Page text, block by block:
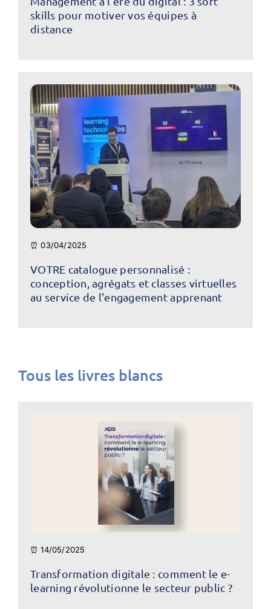
skills pour motiver vos équipes à
distance
⏰ 03/04/2025
VOTRE catalogue personnalisé :
conception, agrégats et classes virtuelles
au service de l'engagement apprenant
Tous les livres blancs
⏰ 14/05/2025
Transformation digitale : comment le e-
learning révolutionne le secteur public ?